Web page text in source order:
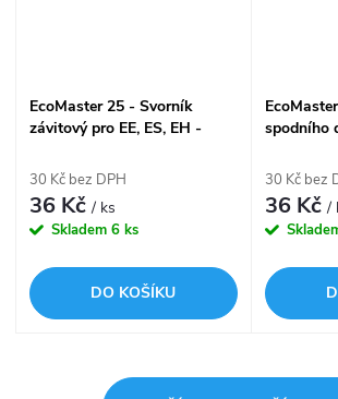
EcoMaster 25 - Svorník
závitový pro EE, ES, EH -
30 Kč bez DPH
36 Kč/ ks
Skladem 6 ks
DO KOŠÍKU
spodního
30 Kč bez
36 Kč/